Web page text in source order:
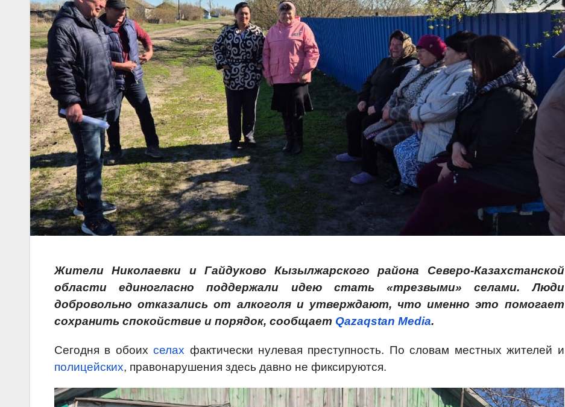
Жители Николаевки и Гайдуково Кызылжарского района Северо-Казахстанской
области единогласно поддержали идею стать «трезвыми» селами. Люди
добровольно отказались от алкоголя и утверждают, что именно это помогает
сохранить спокойствие и порядок, сообщает Qazaqstan Media.
Сегодня в обоихселах фактически нулевая преступность. По словам местных жителей и
полицейских, правонарушения здесь давно не фиксируются.